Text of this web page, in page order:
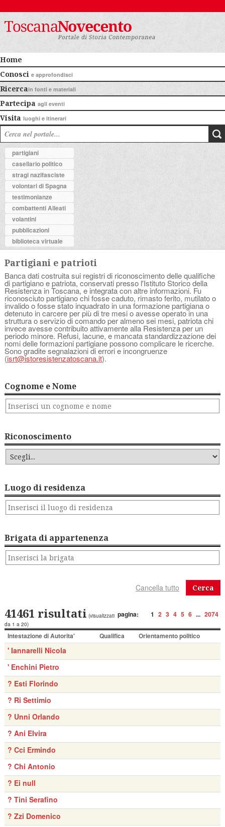
Home
Conosci e approfondisci
Ricercain fonti e materiali
Partecipa agli eventi
Visita luoghi e itinerari
partigiani
casellario politico
stragi nazifasciste
volontari di Spagna
testimonianze
combattenti Alleati
volantini
pubblicazioni
biblioteca virtuale
Partigiani e patrioti
Banca dati costruita sui registri di riconoscimento delle qualifiche
di partigiano e patriota, conservati presso l'Istituto Storico della
Resistenza in Toscana, e integrata con altre informazioni. Fu
riconosciuto partigiano chi fosse caduto, rimasto ferito, mutilato o
invalido o fosse stato inquadrato in una formazione partigiana o
detenuto in carcere per più di tre mesi o avesse operato in una
struttura o servizio di comando per almeno sei mesi, patriota chi
invece avesse contribuito attivamente alla Resistenza per un
periodo minore. Refusi, lacune, e mancata standardizzazione dei
nomi delle formazioni partigiane possono complicare le ricerche.
Sono gradite segnalazioni di errori e incongruenze
(isrt@istoresistenzatoscana.it).
Cognome e Nome
Riconoscimento
Luogo di residenza
Brigata di appartenenza
Cerca
pagina: 1 2 3 4 5 6 ... 2074
41461 risultati (visualizzati
da 1 a 20)
Intestazione di Autorita' Qualifica Orientamento politico
' Iannarelli Nicola
' Enchini Pietro
? Esti Florindo
? Ri Settimio
? Unni Orlando
? Ani Elvira
? Cci Ermindo
? Chi Antonio
? Ei null
? Tini Serafino
? Zzi Domenico